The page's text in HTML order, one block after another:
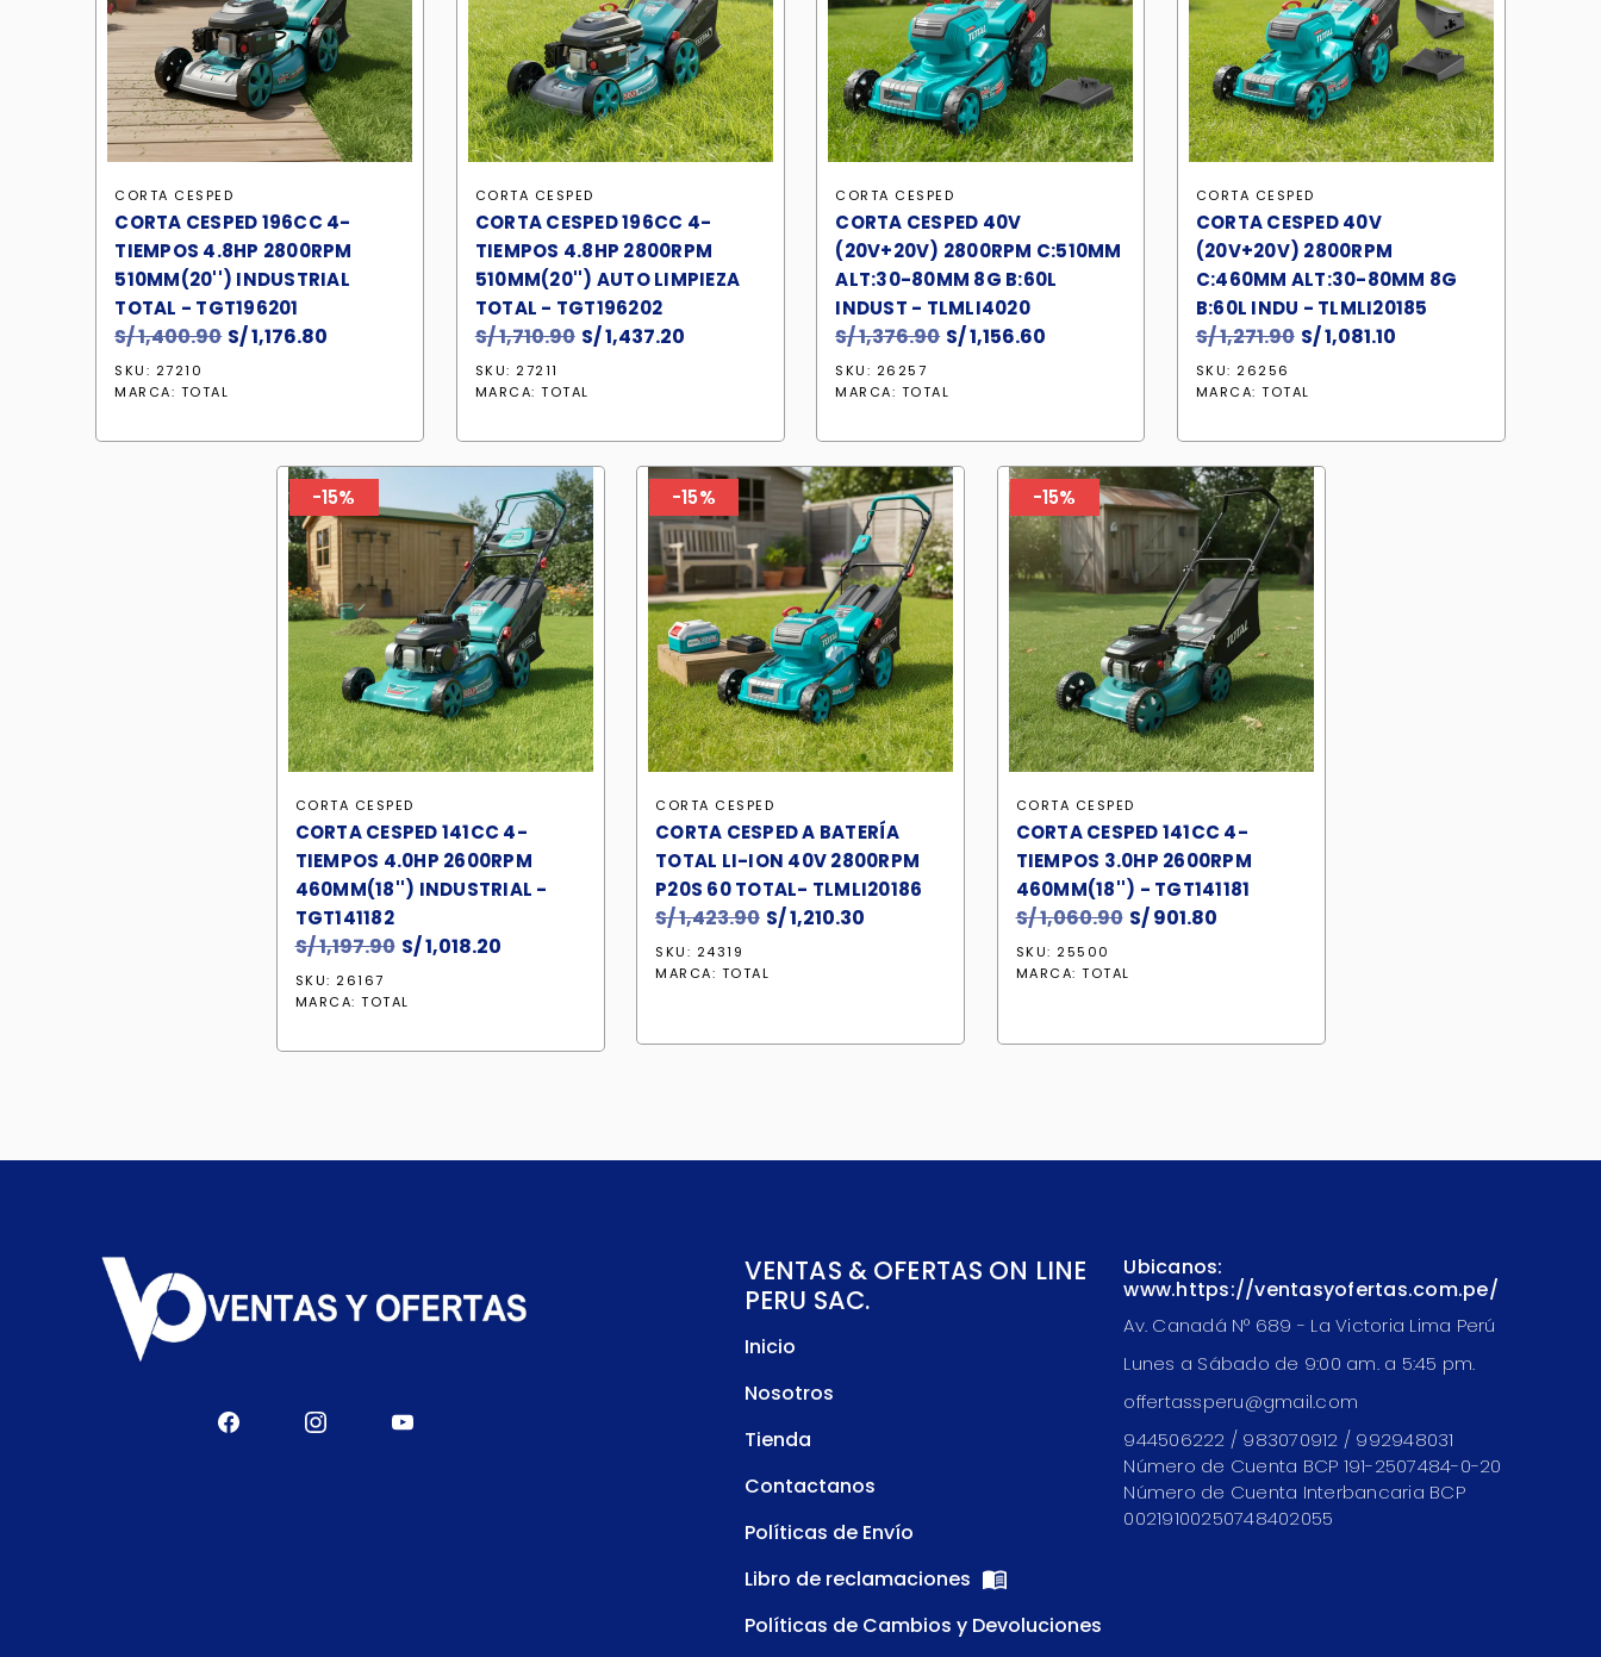
CORTA CESPED
CORTA CESPED 196CC 4-
TIEMPOS 4.8HP 2800RPM
510MM(20'') INDUSTRIAL
TOTAL - TGT196201
S/1,400.90 El
S/ 1,400.90.
S/1,176.80
S/ 1,176.80.
SKU: 27210
MARCA: TOTAL
CORTA CESPED
CORTA CESPED 196CC 4-
TIEMPOS 4.8HP 2800RPM
510MM(20'') AUTO LIMPIEZA
TOTAL - TGT196202
S/1,710.90 El
original
S/ 1,710.90.
S/1,437.20
S/ 1,437.20.
SKU: 27211
MARCA:TOTAL
CORTA CESPED
CORTA CESPED 40V
(20V+20V) 2800RPM C:510MM
ALT:30-80MM 8G B:60L
INDUST - TLMLI4020
S/1,376.90 El
original
S/ 1,376.90.
S/1,156.60
S/ 1,156.60.
SKU: 26257
MARCA: TOTAL
CORTA CESPED
CORTA CESPED 40V
(20V+20V) 2800RPM
C:460MM ALT:30-80MM 8G
B:60L INDU - TLMLI20185
S/1,271.90 El
original
S/ 1,271.90.
S/1,081.10
S/ 1,081.10.
SKU: 26256
MARCA:TOTAL
-15%
CORTA CESPED
CORTA CESPED 141CC 4-
TIEMPOS 4.0HP 2600RPM
460MM(18'') INDUSTRIAL -
TGT141182
S/1,197.90 El
original
S/ 1,197.90.
S/1,018.20
S/ 1,018.20.
SKU: 26167
MARCA: TOTAL
-15%
CORTA CESPED
CORTA CESPED A BATERÍA
TOTAL LI-ION 40V 2800RPM
P20S 60 TOTAL- TLMLI20186
S/1,423.90 El
original
S/1,210.30
SKU: 24319
MARCA: TOTAL
-15%
CORTA CESPED
CORTA CESPED 141CC 4-
TIEMPOS 3.0HP 2600RPM
460MM(18'') - TGT141181
S/1,060.90 El
S/901.80
SKU: 25500
MARCA: TOTAL
VENTAS & OFERTAS ON LINE
PERU SAC.
Inicio
Nosotros
Tienda
Contactanos
Políticas de Envío
Libro de reclamaciones
Políticas de Cambios y Devoluciones
Ubicanos:
www.https://ventasyofertas.com.pe/
Av. Canadá N° 689 - La Victoria Lima Perú
Lunes a Sábado de 9:00 am. a 5:45 pm.
offertassperu@gmail.com
944506222 / 983070912 / 992948031
Número de Cuenta BCP 191-2507484-0-20
Número de Cuenta Interbancaria BCP
00219100250748402055